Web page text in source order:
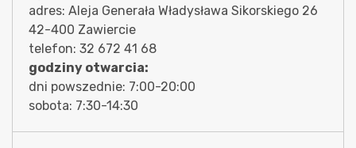
adres: Aleja Generała Władysława Sikorskiego 26
42-400 Zawiercie
telefon: 32 672 41 68
godziny otwarcia:
dni powszednie: 7:00-20:00
sobota: 7:30-14:30